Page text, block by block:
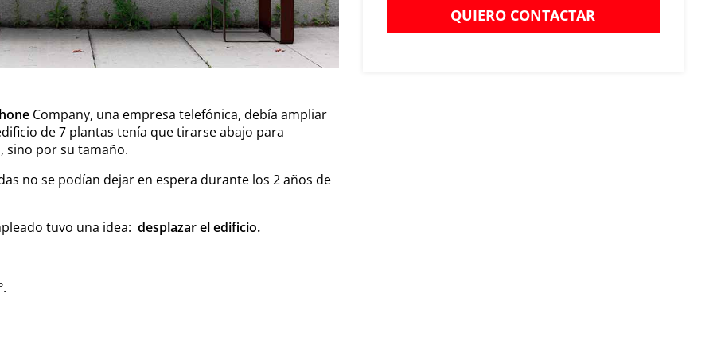
Company, una empresa telefónica, debía ampliar
de 7 plantas tenía que tirarse abajo para
sino por su tamaño.
no se podían dejar en espera durante los 2 años de
tuvo una idea: desplazar el edificio.
QUIERO CONTACTAR